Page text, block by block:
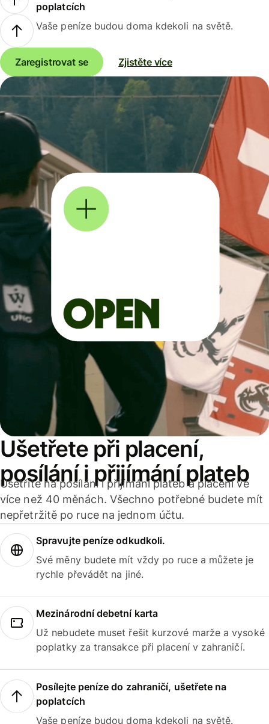
poplatcích
Vaše peníze budou doma kdekoli na světě.
Zaregistrovat se Zjistěte více
Ušetřete při placení,
posílání i přijímání plateb
Ušetříte na posílání i přijímání plateb a placení ve
více než 40 měnách. Všechno potřebné budete mít
nepřetržitě po ruce na jednom účtu.
Spravujte peníze odkudkoli.
Své měny budete mít vždy po ruce a můžete je
rychle převádět na jiné.
Mezinárodní debetní karta
Už nebudete muset řešit kurzové marže a vysoké
poplatky za transakce při placení v zahraničí.
Posílejte peníze do zahraničí, ušetřete na
poplatcích
Vaše peníze budou doma kdekoli na světě.